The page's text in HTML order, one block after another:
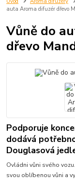
auta Aroma difuzér dřevo
Vůně do
dřevo
Podporuje
dodává
Douglasová
Ovládni vůni svého
svou oblíbenou vůni a